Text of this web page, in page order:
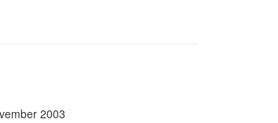
2003